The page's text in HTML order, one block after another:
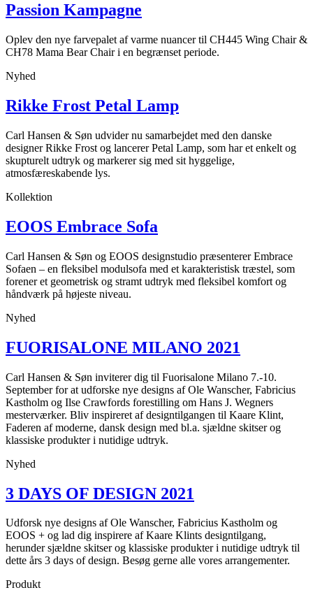
Passion Kampagne
Oplev den nye farvepalet af varme nuancer til CH445 Wing Chair &
CH78 Mama Bear Chair i en begrænset periode.
Nyhed
Rikke Frost Petal Lamp
Carl Hansen & Søn udvider nu samarbejdet med den danske
designer Rikke Frost og lancerer Petal Lamp, som har et enkelt og
skupturelt udtryk og markerer sig med sit hyggelige,
atmosfæreskabende lys.
Kollektion
EOOS Embrace Sofa
Carl Hansen & Søn og EOOS designstudio præsenterer Embrace
Sofaen – en fleksibel modulsofa med et karakteristisk træstel, som
forener et geometrisk og stramt udtryk med fleksibel komfort og
håndværk på højeste niveau.
Nyhed
FUORISALONE MILANO 2021
Carl Hansen & Søn inviterer dig til Fuorisalone Milano 7.-10.
September for at udforske nye designs af Ole Wanscher, Fabricius
Kastholm og Ilse Crawfords forestilling om Hans J. Wegners
mesterværker. Bliv inspireret af designtilgangen til Kaare Klint,
Faderen af moderne, dansk design med bl.a. sjældne skitser og
klassiske produkter i nutidige udtryk.
Nyhed
3 DAYS OF DESIGN 2021
Udforsk nye designs af Ole Wanscher, Fabricius Kastholm og
EOOS + og lad dig inspirere af Kaare Klints designtilgang,
herunder sjældne skitser og klassiske produkter i nutidige udtryk til
dette års 3 days of design. Besøg gerne alle vores arrangementer.
Produkt